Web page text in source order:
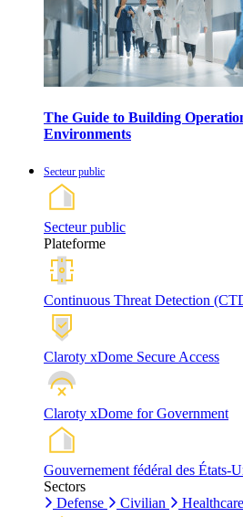
The Guide to Building
Environments
Secteur public
Secteur public
Plateforme
Continuous Threat Detection
Claroty xDome Secure Access
Claroty xDome for Government
Gouvernement fédéral des États-
Sectors
Defense
Civilian Healthcare